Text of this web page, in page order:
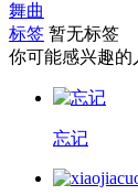
舞曲
标签 暂无标签
你可能感兴趣的
忘记